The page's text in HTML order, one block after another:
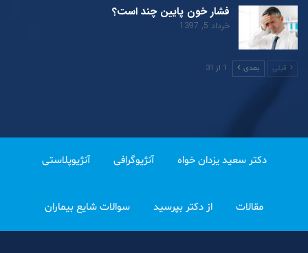
فشار خون پایین چند است؟
خرداد 5, 1397
قبلی بعدی 1 از 31
دکتر سعید یزدان خواه آنژیوگرافی آنژیوپلاستی
مقالات از دکتر بپرسید سوالات شایع بیماران